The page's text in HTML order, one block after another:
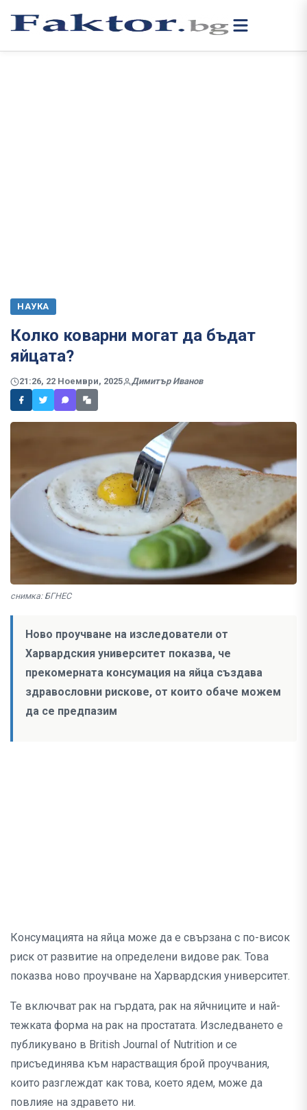
НАУКА
Колко коварни могат да бъдат
яйцата?
21:26, 22 Ноември, 2025 Димитър Иванов
снимка: БГНЕС
Ново проучване на изследователи от
Харвардския университет показва, че
прекомерната консумация на яйца създава
здравословни рискове, от които обаче можем
да се предпазим
Консумацията на яйца може да е свързана с по-висок
риск от развитие на определени видове рак. Това
показва ново проучване на Харвардския университет.
Те включват рак на гърдата, рак на яйчниците и най-
тежката форма на рак на простатата. Изследването е
публикувано в British Journal of Nutrition и се
присъединява към нарастващия брой проучвания,
които разглеждат как това, което ядем, може да
повлияе на здравето ни.